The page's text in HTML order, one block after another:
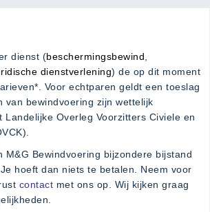
dienst (beschermingsbewind
dienstverlening) de op dit moment
Voor echtparen geldt een toeslag
van bewindvoering zijn wettelijk
Landelijke Overleg Voorzitters Civiele en
M&G Bewindvoering bijzondere bijstand
hoeft dan niets te betalen. Neem voor
contact met ons op. Wij kijken graag